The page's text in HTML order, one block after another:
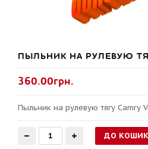
ПЫЛЬНИК НА РУЛЕВУЮ
360.00грн.
Пыльник на рулевую тягу Camry